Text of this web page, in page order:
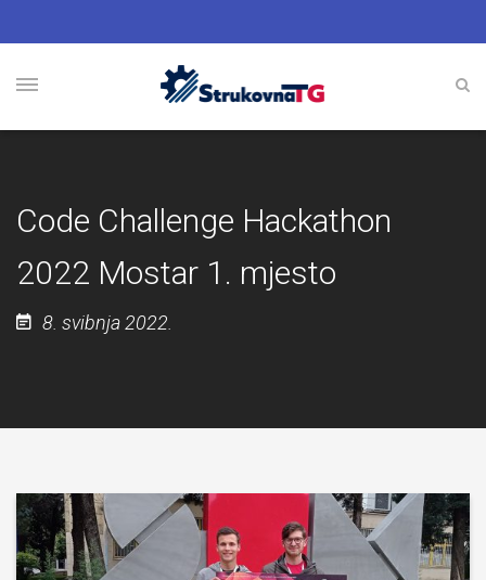
Code Challenge Hackathon
2022 Mostar 1. mjesto
8. svibnja 2022.